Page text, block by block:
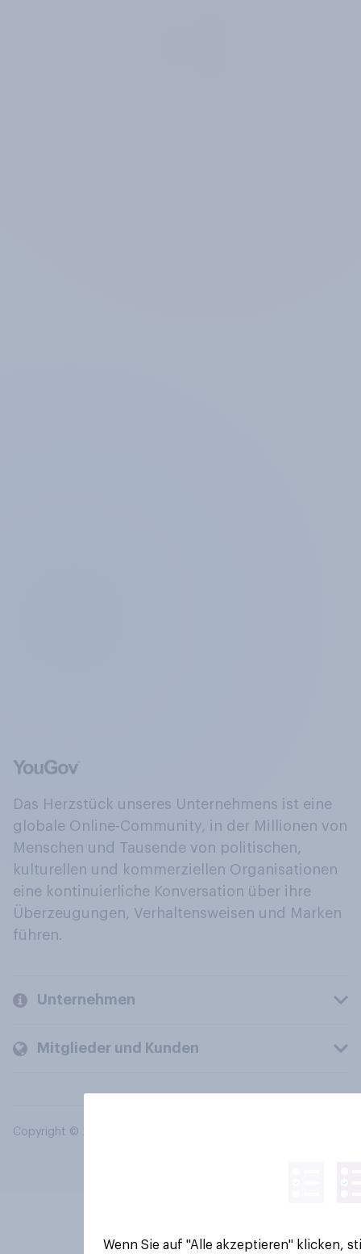
Das Herzstück unseres Unternehmens ist eine
globale Online-Community, in der Millionen von
Menschen und Tausende von politischen,
kulturellen und kommerziellen Organisationen
eine kontinuierliche Konversation über ihre
Überzeugungen, Verhaltensweisen und Marken
führen.
Unternehmen
Mitglieder und Kunden
Copyright © 2026 YouGov PLC. Alle Rechte vorbehalten.
Wenn Sie auf "Alle akzeptieren" klicken,